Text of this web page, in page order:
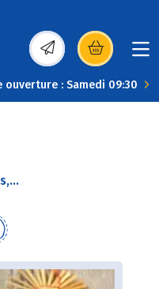
(s’ouvre dans une
ouverture : Samedi 09:30